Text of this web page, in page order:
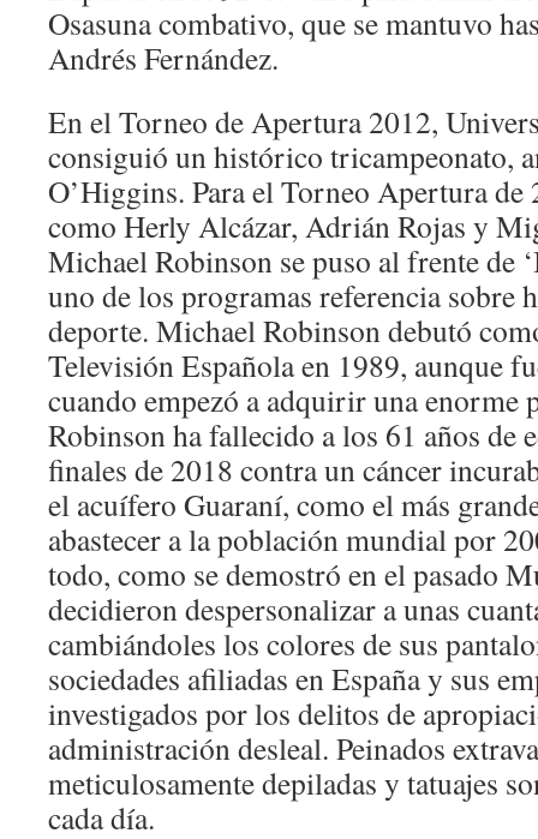
Osasuna combativo, que se mantuvo
Andrés Fernández.
En el Torneo de Apertura 2012,
consiguió un histórico tricampeonato,
O’Higgins. Para el Torneo Apertura
como Herly Alcázar, Adrián Rojas y
Michael Robinson se puso al frente de
uno de los programas referencia sobre
deporte. Michael Robinson debutó
Televisión Española en 1989, aunque
cuando empezó a adquirir una
Robinson ha fallecido a los 61 años de
finales de 2018 contra un cáncer
el acuífero Guaraní, como el más
abastecer a la población mundial por
todo, como se demostró en el pasado
decidieron despersonalizar a unas
cambiándoles los colores de sus
sociedades afiliadas en España y sus
investigados por los delitos de
administración desleal. Peinados
meticulosamente depiladas y tatuajes
cada día.